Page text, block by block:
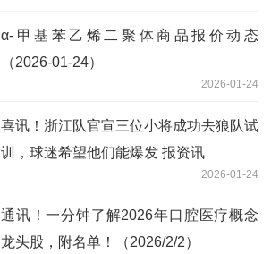
α-甲基苯乙烯二聚体商品报价动态
（2026-01-24）
2026-01-24
喜讯！浙江队官宣三位小将成功去狼队试
训，球迷希望他们能爆发 报资讯
2026-01-24
通讯！一分钟了解2026年口腔医疗概念
龙头股，附名单！（2026/2/2）